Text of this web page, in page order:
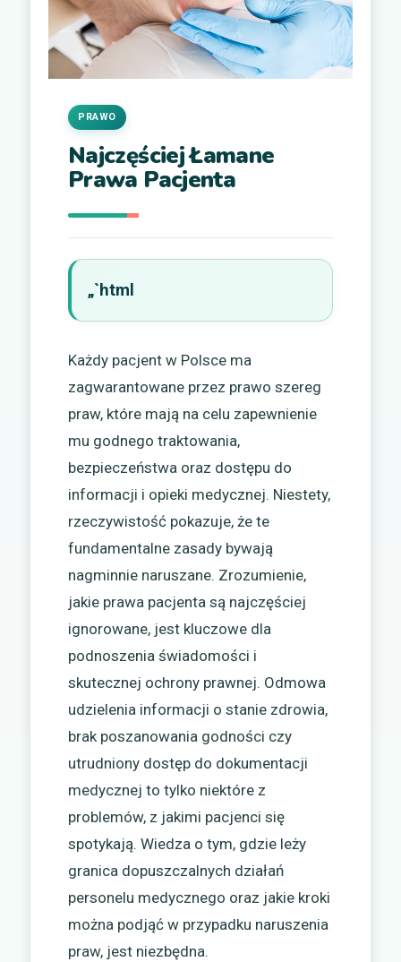
Najczęściej Łamane
Prawa Pacjenta
PRAWO
„`html
Każdy pacjent w Polsce ma
zagwarantowane przez prawo szereg
praw, które mają na celu zapewnienie
mu godnego traktowania,
bezpieczeństwa oraz dostępu do
informacji i opieki medycznej. Niestety,
rzeczywistość pokazuje, że te
fundamentalne zasady bywają
nagminnie naruszane. Zrozumienie,
jakie prawa pacjenta są najczęściej
ignorowane, jest kluczowe dla
podnoszenia świadomości i
skutecznej ochrony prawnej. Odmowa
udzielenia informacji o stanie zdrowia,
brak poszanowania godności czy
utrudniony dostęp do dokumentacji
medycznej to tylko niektóre z
problemów, z jakimi pacjenci się
spotykają. Wiedza o tym, gdzie leży
granica dopuszczalnych działań
personelu medycznego oraz jakie kroki
można podjąć w przypadku naruszenia
praw, jest niezbędna.